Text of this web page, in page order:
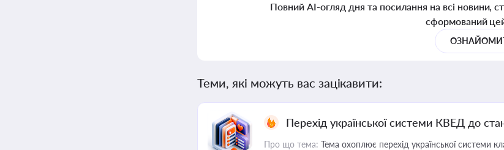
Повний AI-огляд дня та посилання на всі новини,
сформований
Теми, які можуть вас зацікавити:
Перехід української системи КВЕД до
Про що тема: Тема охоплює перехід української системи